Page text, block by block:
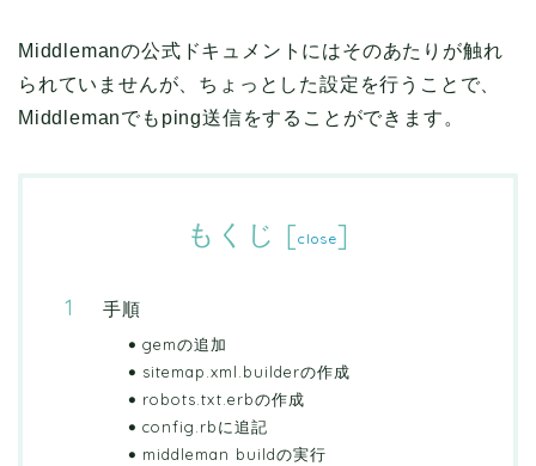
Middlemanの公式ドキュメントにはそのあたりが触れ
られていませんが、ちょっとした設定を行うことで、
Middlemanでもping送信をすることができます。
もくじ [close]
手順
gemの追加
sitemap.xml.builderの作成
robots.txt.erbの作成
config.rbに追記
middleman buildの実行